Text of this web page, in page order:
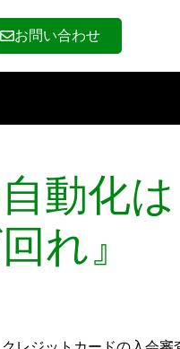
お問い合わせ
動化は
れ』